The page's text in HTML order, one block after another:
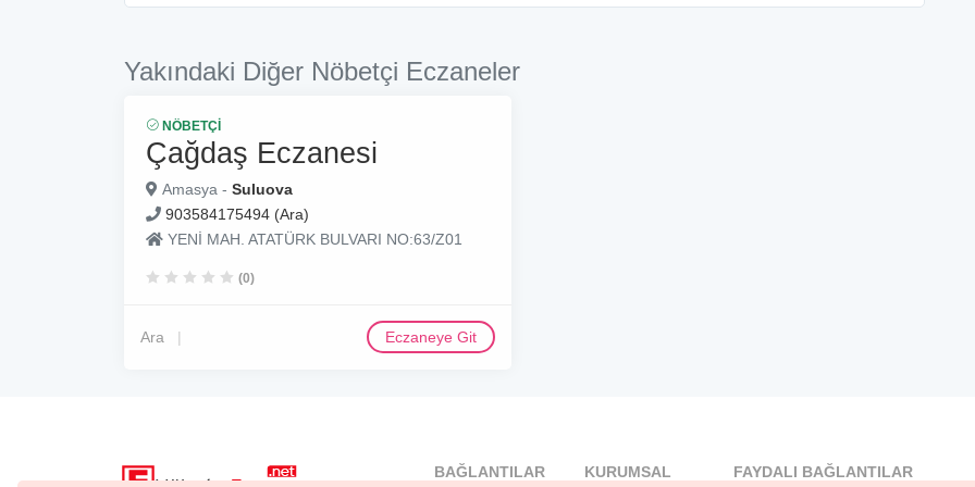
Yakındaki Diğer Nöbetçi Eczaneler
NÖBETÇI
Çağdaş Eczanesi
Amasya - Suluova
903584175494 (Ara)
YENİ MAH. ATATÜRK BULVARI NO:63/Z01
(0)
Ara Eczaneye Git
BAĞLANTILAR
KURUMSAL
FAYDALI BAĞLANTILAR